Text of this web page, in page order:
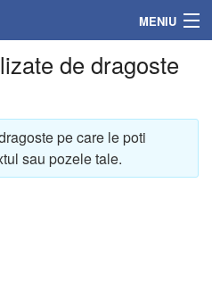
MENIU
de dragoste
pe care le poti
sau pozele tale.